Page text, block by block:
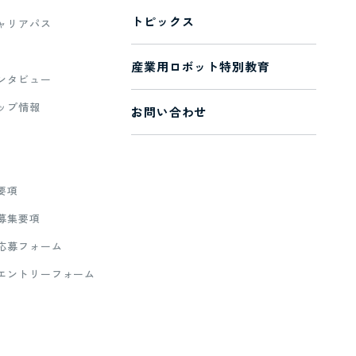
リアパス
タビュー
プ情報
項
集要項
募フォーム
ントリーフォーム
トピックス
産業用ロボット特別教育
お問い合わせ